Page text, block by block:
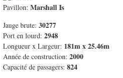
Pavillon: Marshall Is
Jauge brute: 30277
Port en lourd: 2948
Longueur x Largeur: 181m x 25.46m
Année de construction: 2000
Capacité de passagers: 824